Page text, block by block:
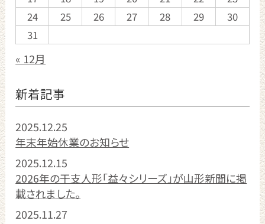
« 12月
24
25 26 27 28 29
30
31
新着記事
2025.12.25
年末年始休業のお知らせ
2025.12.15
2026年の干支人形「益々シリーズ」が山形新聞に掲
載されました。
2025.11.27